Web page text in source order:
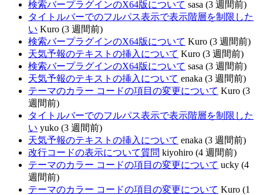
検索バープラグインのX64版について sasa (3 週間前)
タイトルバーでのフルパス表示で表示階層を制限した
い Kuro (3 週間前)
検索バープラグインのX64版について Kuro (3 週間前)
天気予報のテキストの挿入について Kuro (3 週間前)
検索バープラグインのX64版について sasa (3 週間前)
天気予報のテキストの挿入について enaka (3 週間前)
テーマのカラー コードの項目の変更について Kuro (3
週間前)
タイトルバーでのフルパス表示で表示階層を制限した
い yuko (3 週間前)
天気予報のテキストの挿入について enaka (3 週間前)
改行コードの表示について質問 kiyohiro (4 週間前)
テーマのカラー コードの項目の変更について ucky (4
週間前)
テーマのカラー コードの項目の変更について Kuro (1